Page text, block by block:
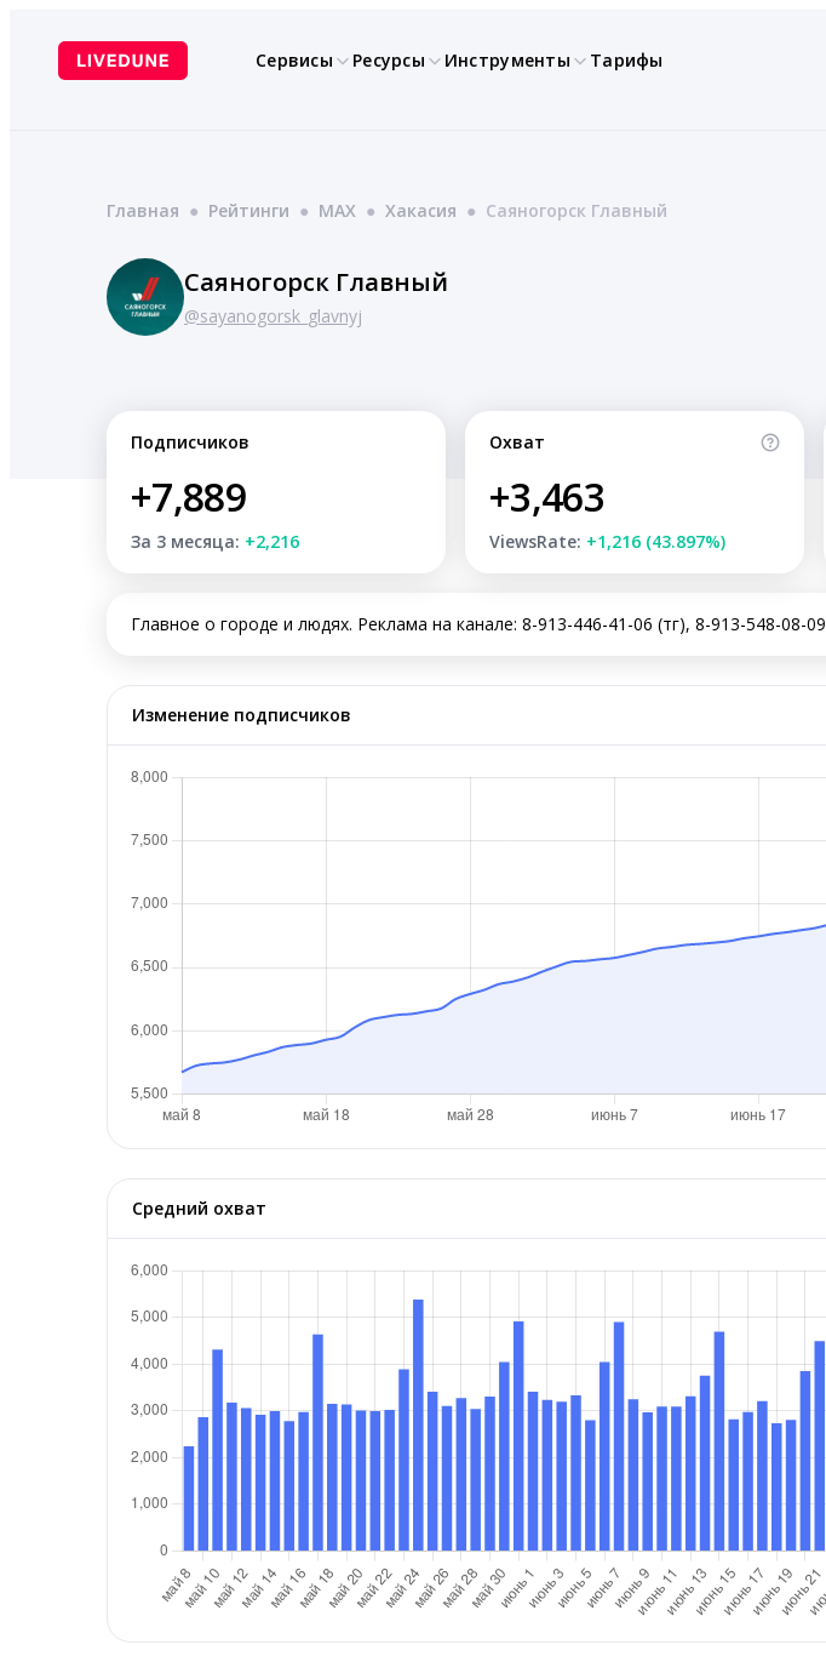
содержимому
Сервисы Ресурсы Инструменты Тарифы
Главная ● Рейтинги ● MAX ● Хакасия ● Саяногорск Главный
Саяногорск Главный
@sayanogorsk_glavnyj
Подписчиков
+7,889
За 3 месяца: +2,216
Охват
+3,463
ViewsRate: +1,216 (43.897%)
Главное о городе и людях. Реклама на канале: 8-913-446-41-06 (тг), 8-913-548-08-09
Изменение подписчиков
Средний охват